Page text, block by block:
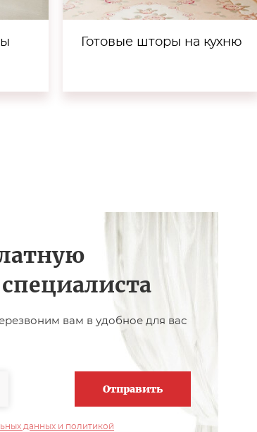
Готовые шторы на кухню
вам в удобное для вас
Отправить
данных и политикой